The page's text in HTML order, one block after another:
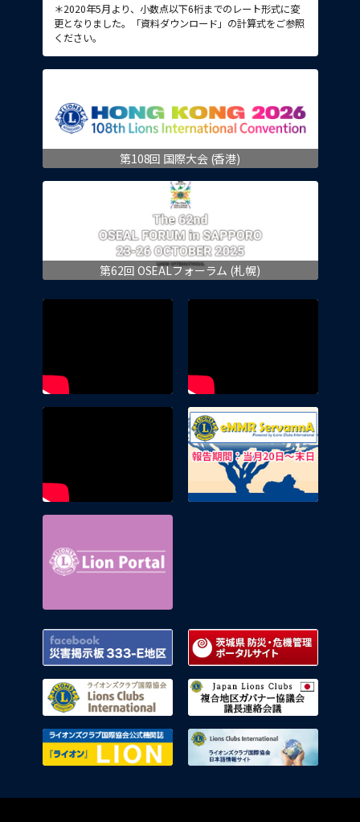
＊2020年5月より、小数点以下6桁までのレート形式に変
更となりました。「資料ダウンロード」の計算式をご参照
ください。
第108回 国際大会 (香港)
第62回 OSEALフォーラム (札幌)
Facebook 災害掲示板 333-E地区
ライオンズクラブ国際協会
ライオンズクラブ国際協会公式機関